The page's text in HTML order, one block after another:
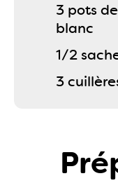
3 pots
blanc
1/2
3